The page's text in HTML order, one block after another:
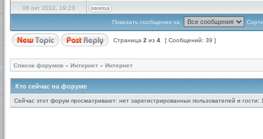
06 окт 2012, 19:23
Показать сообщения за:
Страница 2 из 4 [ Сообщений: 39 ]
Список форумов » Интернет » Интернет
Кто сейчас на форуме
Сейчас этот форум просматривают: нет зарегистрированных пользователей и гости: